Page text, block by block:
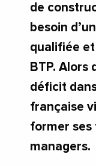
de
besoin
qualifiée
BTP. Alors
déficit
française
former ses
managers.